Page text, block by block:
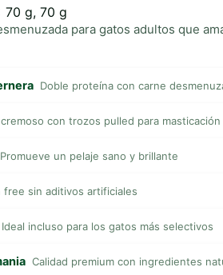
70 g, 70 g
para gatos adultos que
Doble proteína con carne
con trozos pulled para
Promueve un pelaje sano y brillante
free sin aditivos artificiales
Ideal incluso para los gatos más selectivos
Calidad premium con ingredientes